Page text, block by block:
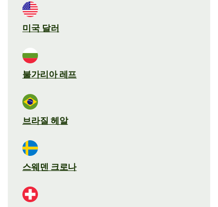
미국 달러
불가리아 레프
브라질 헤알
스웨덴 크로나